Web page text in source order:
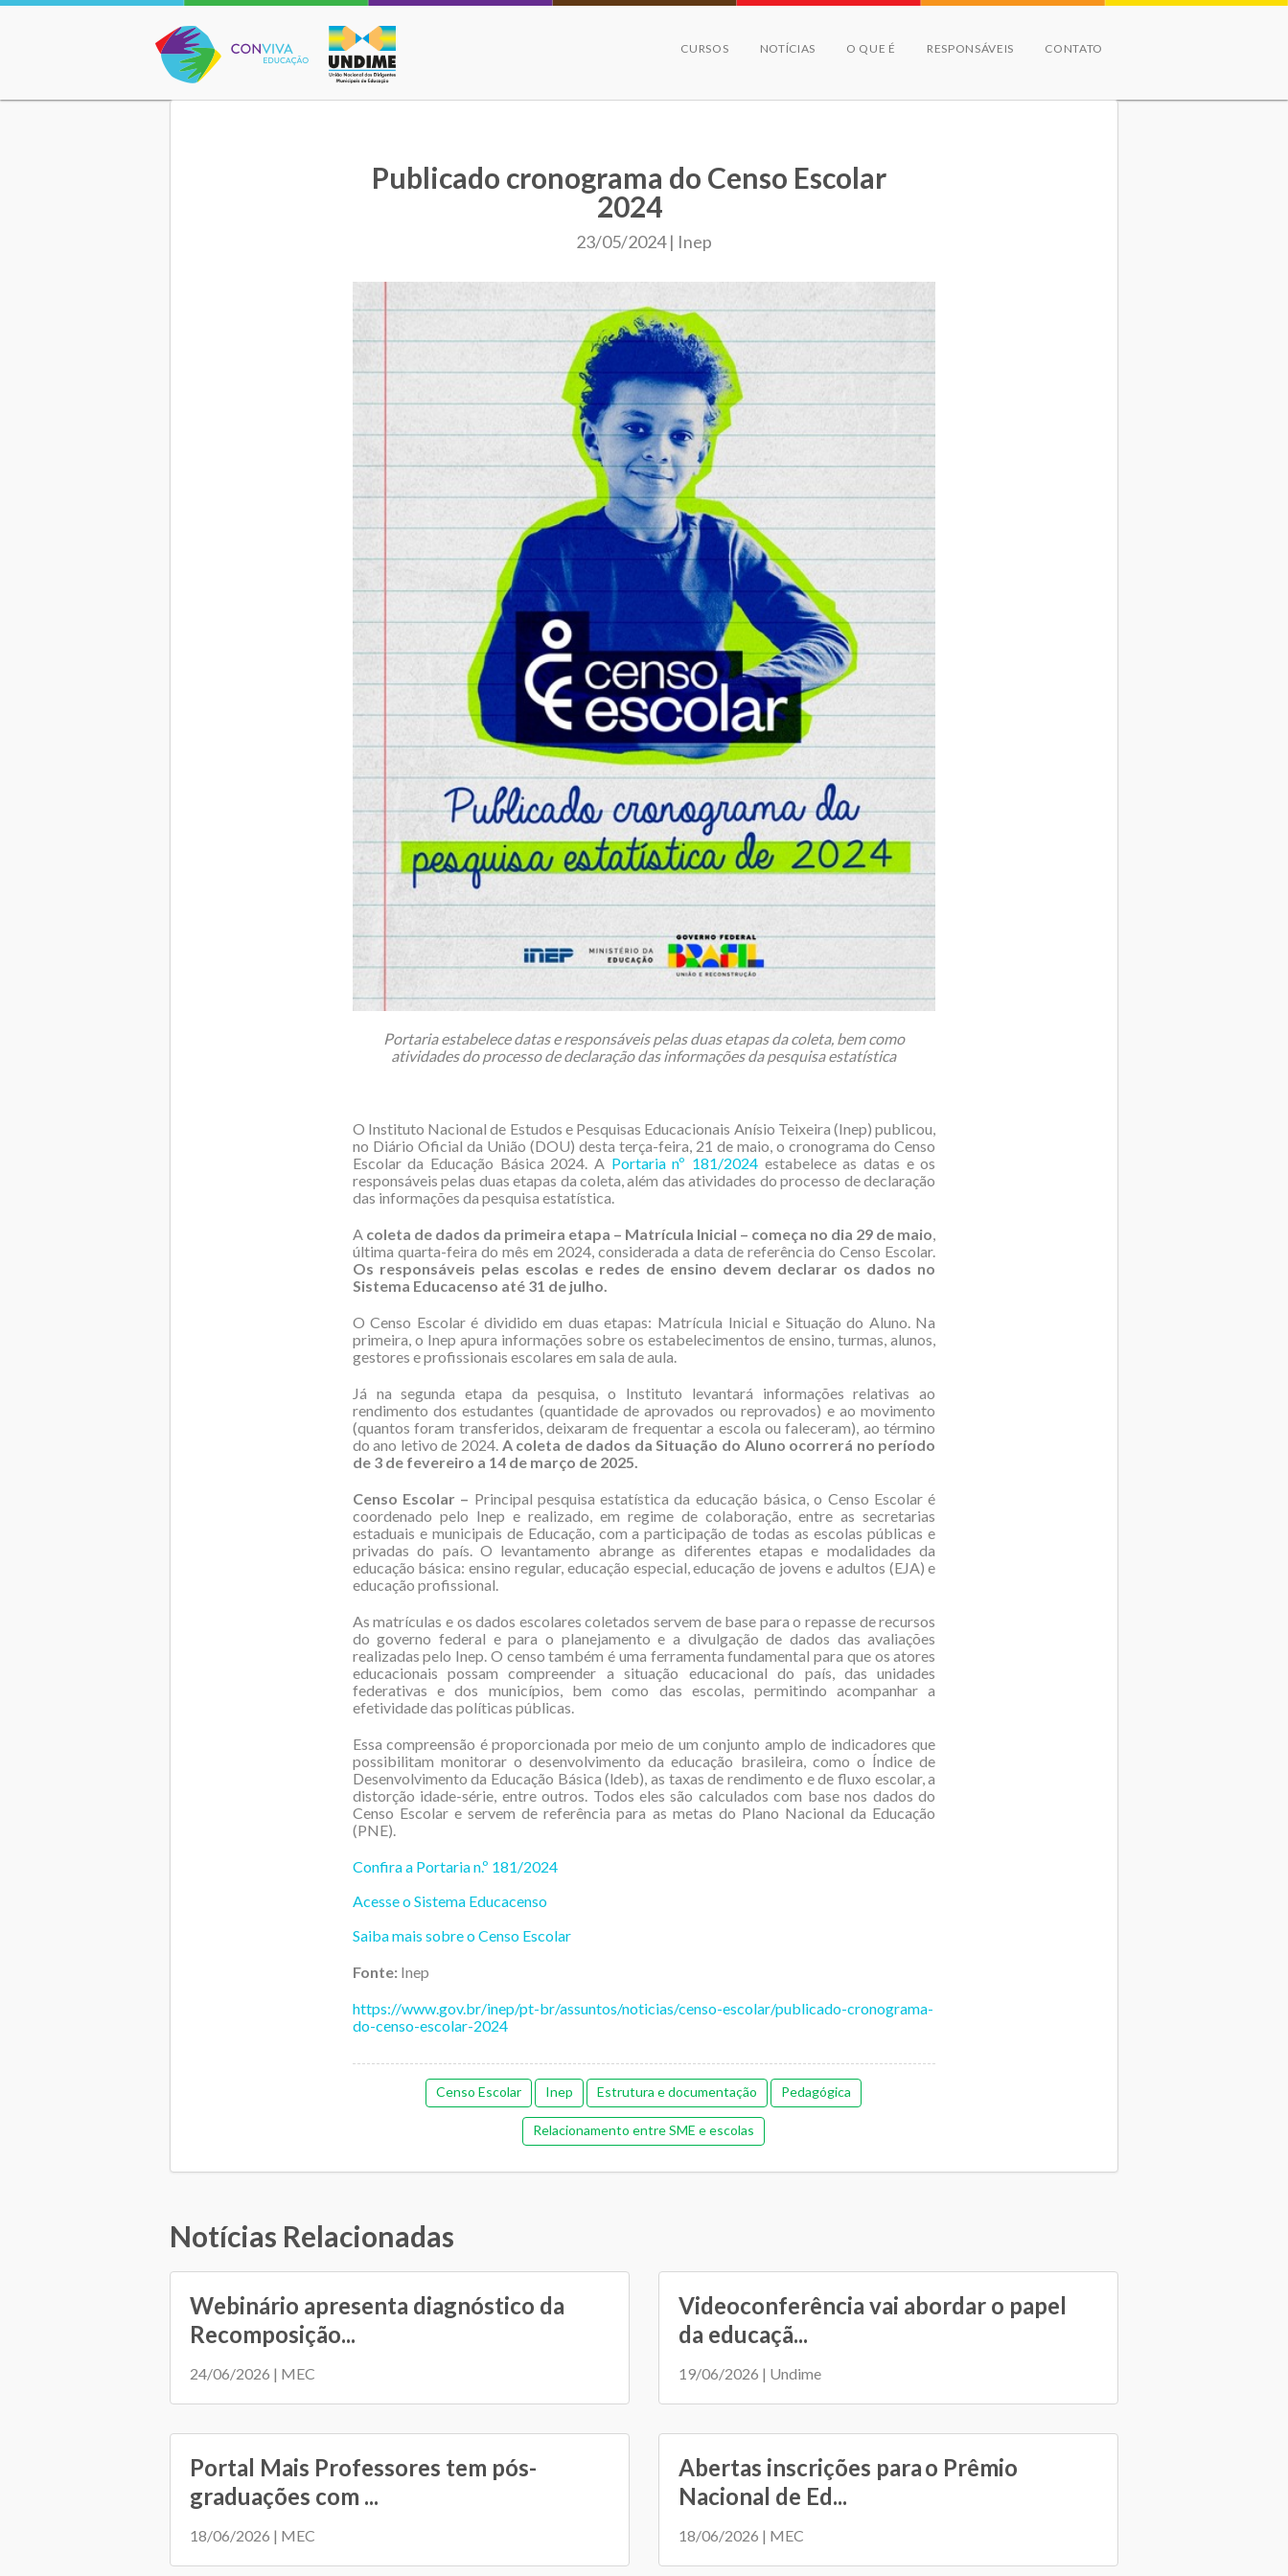
Conviva Educação
CURSOS NOTÍCIAS O QUE É RESPONSÁVEIS CONTATO
Publicado cronograma do Censo Escolar
2024
23/05/2024 | Inep
Portaria estabelece datas e responsáveis pelas duas etapas da coleta, bem como
atividades do processo de declaração das informações da pesquisa estatística
O Instituto Nacional de Estudos e Pesquisas Educacionais Anísio Teixeira (Inep) publicou,
no Diário Oficial da União (DOU) desta terça-feira, 21 de maio, o cronograma do Censo
Escolar da Educação Básica 2024. A Portaria nº 181/2024 estabelece as datas e os
responsáveis pelas duas etapas da coleta, além das atividades do processo de declaração
das informações da pesquisa estatística.
A coleta de dados da primeira etapa – Matrícula Inicial – começa no dia 29 de maio,
última quarta-feira do mês em 2024, considerada a data de referência do Censo Escolar.
Os responsáveis pelas escolas e redes de ensino devem declarar os dados no
Sistema Educacenso até 31 de julho.
O Censo Escolar é dividido em duas etapas: Matrícula Inicial e Situação do Aluno. Na
primeira, o Inep apura informações sobre os estabelecimentos de ensino, turmas, alunos,
gestores e profissionais escolares em sala de aula.
Já na segunda etapa da pesquisa, o Instituto levantará informações relativas ao
rendimento dos estudantes (quantidade de aprovados ou reprovados) e ao movimento
(quantos foram transferidos, deixaram de frequentar a escola ou faleceram), ao término
do ano letivo de 2024. A coleta de dados da Situação do Aluno ocorrerá no período
de 3 de fevereiro a 14 de março de 2025.
Censo Escolar – Principal pesquisa estatística da educação básica, o Censo Escolar é
coordenado pelo Inep e realizado, em regime de colaboração, entre as secretarias
estaduais e municipais de Educação, com a participação de todas as escolas públicas e
privadas do país. O levantamento abrange as diferentes etapas e modalidades da
educação básica: ensino regular, educação especial, educação de jovens e adultos (EJA) e
educação profissional.
As matrículas e os dados escolares coletados servem de base para o repasse de recursos
do governo federal e para o planejamento e a divulgação de dados das avaliações
realizadas pelo Inep. O censo também é uma ferramenta fundamental para que os atores
educacionais possam compreender a situação educacional do país, das unidades
federativas e dos municípios, bem como das escolas, permitindo acompanhar a
efetividade das políticas públicas.
Essa compreensão é proporcionada por meio de um conjunto amplo de indicadores que
possibilitam monitorar o desenvolvimento da educação brasileira, como o Índice de
Desenvolvimento da Educação Básica (ldeb), as taxas de rendimento e de fluxo escolar, a
distorção idade-série, entre outros. Todos eles são calculados com base nos dados do
Censo Escolar e servem de referência para as metas do Plano Nacional da Educação
(PNE).
Confira a Portaria n.º 181/2024
Acesse o Sistema Educacenso
Saiba mais sobre o Censo Escolar
Fonte: Inep
https://www.gov.br/inep/pt-br/assuntos/noticias/censo-escolar/publicado-cronograma-
do-censo-escolar-2024
Censo Escolar Inep Estrutura e documentação Pedagógica
Relacionamento entre SME e escolas
Notícias Relacionadas
Webinário apresenta diagnóstico da
Recomposição...
24/06/2026 | MEC
Videoconferência vai abordar o papel
da educaçã...
19/06/2026 | Undime
Portal Mais Professores tem pós-
graduações com ...
18/06/2026 | MEC
Abertas inscrições para o Prêmio
Nacional de Ed...
18/06/2026 | MEC